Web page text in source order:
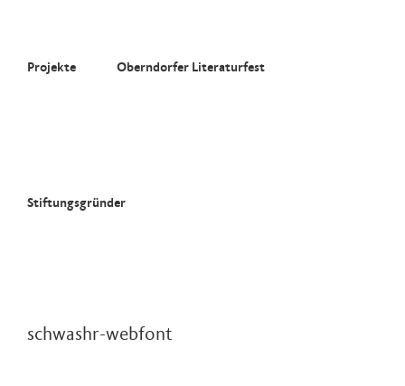
Projekte
Oberndorfer Literaturfest
Stiftungsgründer
schwashr-webfont